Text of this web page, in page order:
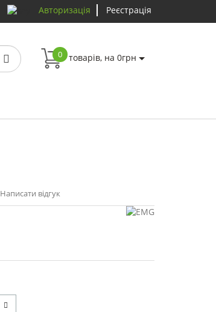
Авторизація Реєстрація
0 товарів, на 0грн
Написати відгук